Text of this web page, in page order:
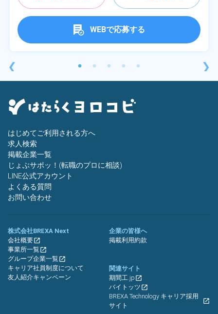
❮
WEBで応募する
❯
はじめてご利用される方へ
求人検索
掲載企業一覧
じょぶサポッ！(転職のプロに相談)
LINE公式アカウント
よくある質問
お問い合わせ
株式会社BREXA Next
会社概要
事業所一覧
グループ企業一覧
キャリア社員制度について
友人紹介キャンペーン
企業の皆様へ
掲載利用約款
関連サイト
期間工.jp
バイトッツ
BREXA Technology キャリア採用
サイト